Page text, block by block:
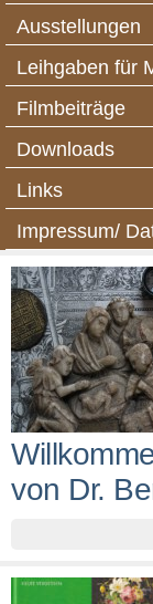
Ausstellungen
Leihgaben für
Filmbeiträge
Downloads
Links
Impressum/
von Dr.